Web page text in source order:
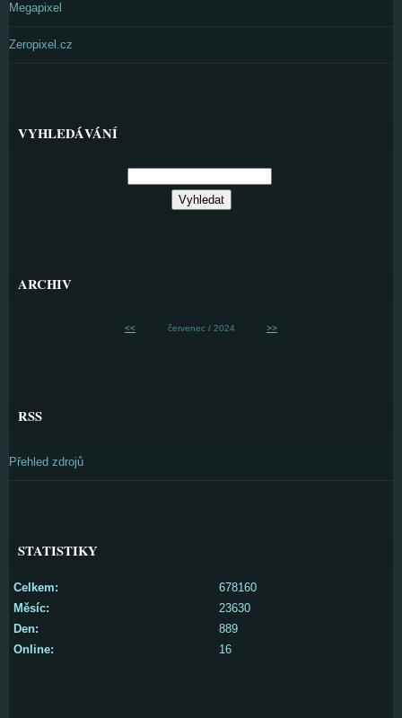
Megapixel
Zeropixel.cz
VYHLEDÁVÁNÍ
ARCHIV
<< červenec / 2024 >>
RSS
Přehled zdrojů
STATISTIKY
Online: 16
Celkem:
678160
Měsíc:
23630
Den:
889